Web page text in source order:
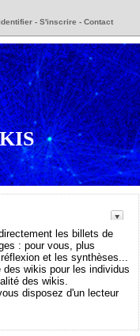
- S'inscrire - Contact
les billets de
: pour vous, plus
et les synthèses...
des wikis pour les individus
des wikis.
disposez d'un lecteur